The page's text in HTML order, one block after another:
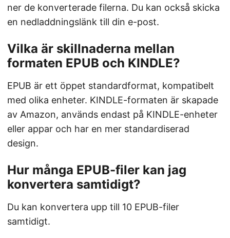
ner de konverterade filerna. Du kan också skicka
en nedladdningslänk till din e-post.
Vilka är skillnaderna mellan
formaten EPUB och KINDLE?
EPUB är ett öppet standardformat, kompatibelt
med olika enheter. KINDLE-formaten är skapade
av Amazon, används endast på KINDLE-enheter
eller appar och har en mer standardiserad
design.
Hur många EPUB-filer kan jag
konvertera samtidigt?
Du kan konvertera upp till 10 EPUB-filer
samtidigt.